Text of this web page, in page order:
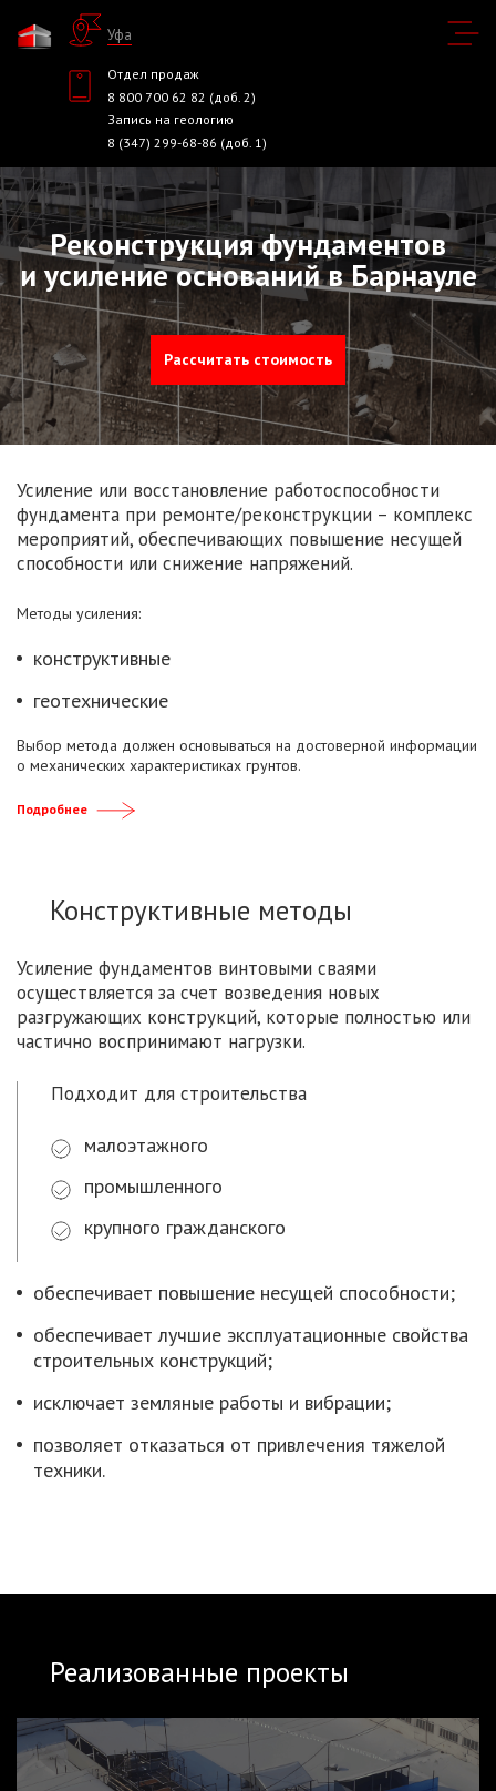
Уфа
Отдел продаж
8 800 700 62 82 (доб. 2)
Запись на геологию
8 (347) 299-68-86 (доб. 1)
Реконструкция фундаментов
и усиление оснований в Барнауле
Рассчитать стоимость
Усиление или восстановление работоспособности
фундамента при ремонте/реконструкции – комплекс
мероприятий, обеспечивающих повышение несущей
способности или снижение напряжений.
Методы усиления:
конструктивные
геотехнические
Выбор метода должен основываться на достоверной информации
о механических характеристиках грунтов.
Подробнее
Конструктивные методы
Усиление фундаментов винтовыми сваями
осуществляется за счет возведения новых
разгружающих конструкций, которые полностью или
частично воспринимают нагрузки.
Подходит для строительства
малоэтажного
промышленного
крупного гражданского
обеспечивает повышение несущей способности;
обеспечивает лучшие эксплуатационные свойства
строительных конструкций;
исключает земляные работы и вибрации;
позволяет отказаться от привлечения тяжелой
техники.
Реализованные проекты